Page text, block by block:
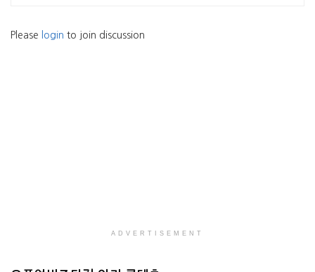
Please login to join discussion
ADVERTISEMENT